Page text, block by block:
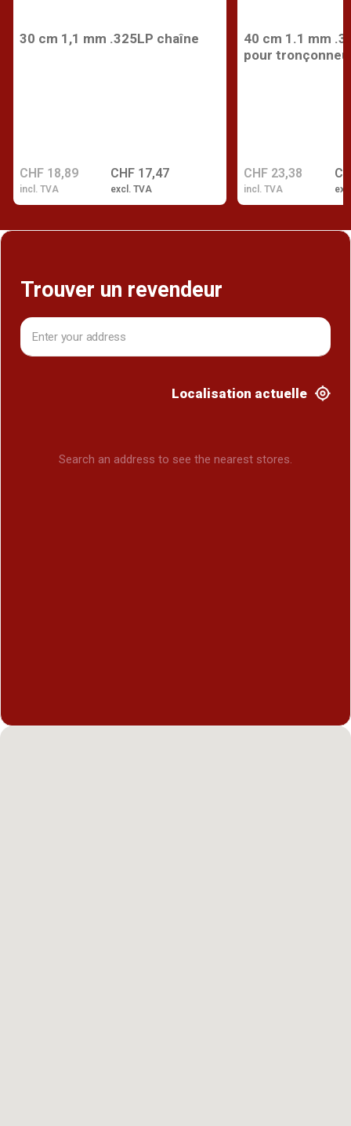
30 cm 1,1 mm .325LP chaîne
CHF 17,47
excl. TVA
CHF 18,89
incl. TVA
40 cm 1.1 mm
pour
CHF 23,38
incl. TVA
Trouver un revendeur
Localisation actuelle
Search an address to see the nearest stores.